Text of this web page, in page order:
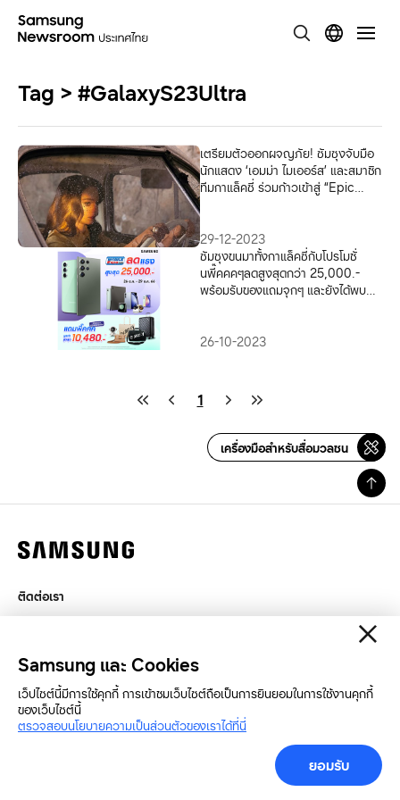
Tag > #GalaxyS23Ultra
เตรียมตัวออกผจญภัย! ซัมซุงจับมือ
นักแสดง ‘เอมม่า ไมเออร์ส’ และสมาชิก
ทีมกาแล็คซี่ ร่วมก้าวเข้าสู่ “Epic
29-12-2023
ซัมซุงขนมาทั้งกาแล็คซี่กับโปรโมชั่
นพี๊คคคๆลดสูงสุดกว่า 25,000.-
พร้อมรับของแถมจุกๆ และยังได้พบกับ
ประสบการณ์เหนือระดับ แล้วมาพบกัน
2566
26-10-2023
1
เครื่องมือสำหรับสื่อมวลชน
ติดต่อเรา
SAMSUNG.COM
Copyright© SAMSUNG All Rights Reserved.
Samsung และ Cookies
เว็ปไซต์นี้มีการใช้คุกกี้ การเข้าชมเว็บไซต์ถือเป็นการยินยอมในการใช้งานคุกกี้
ของเว็บไซต์นี้
ตรวจสอบนโยบายความเป็นส่วนตัวของเราได้ที่นี่
ยอมรับ